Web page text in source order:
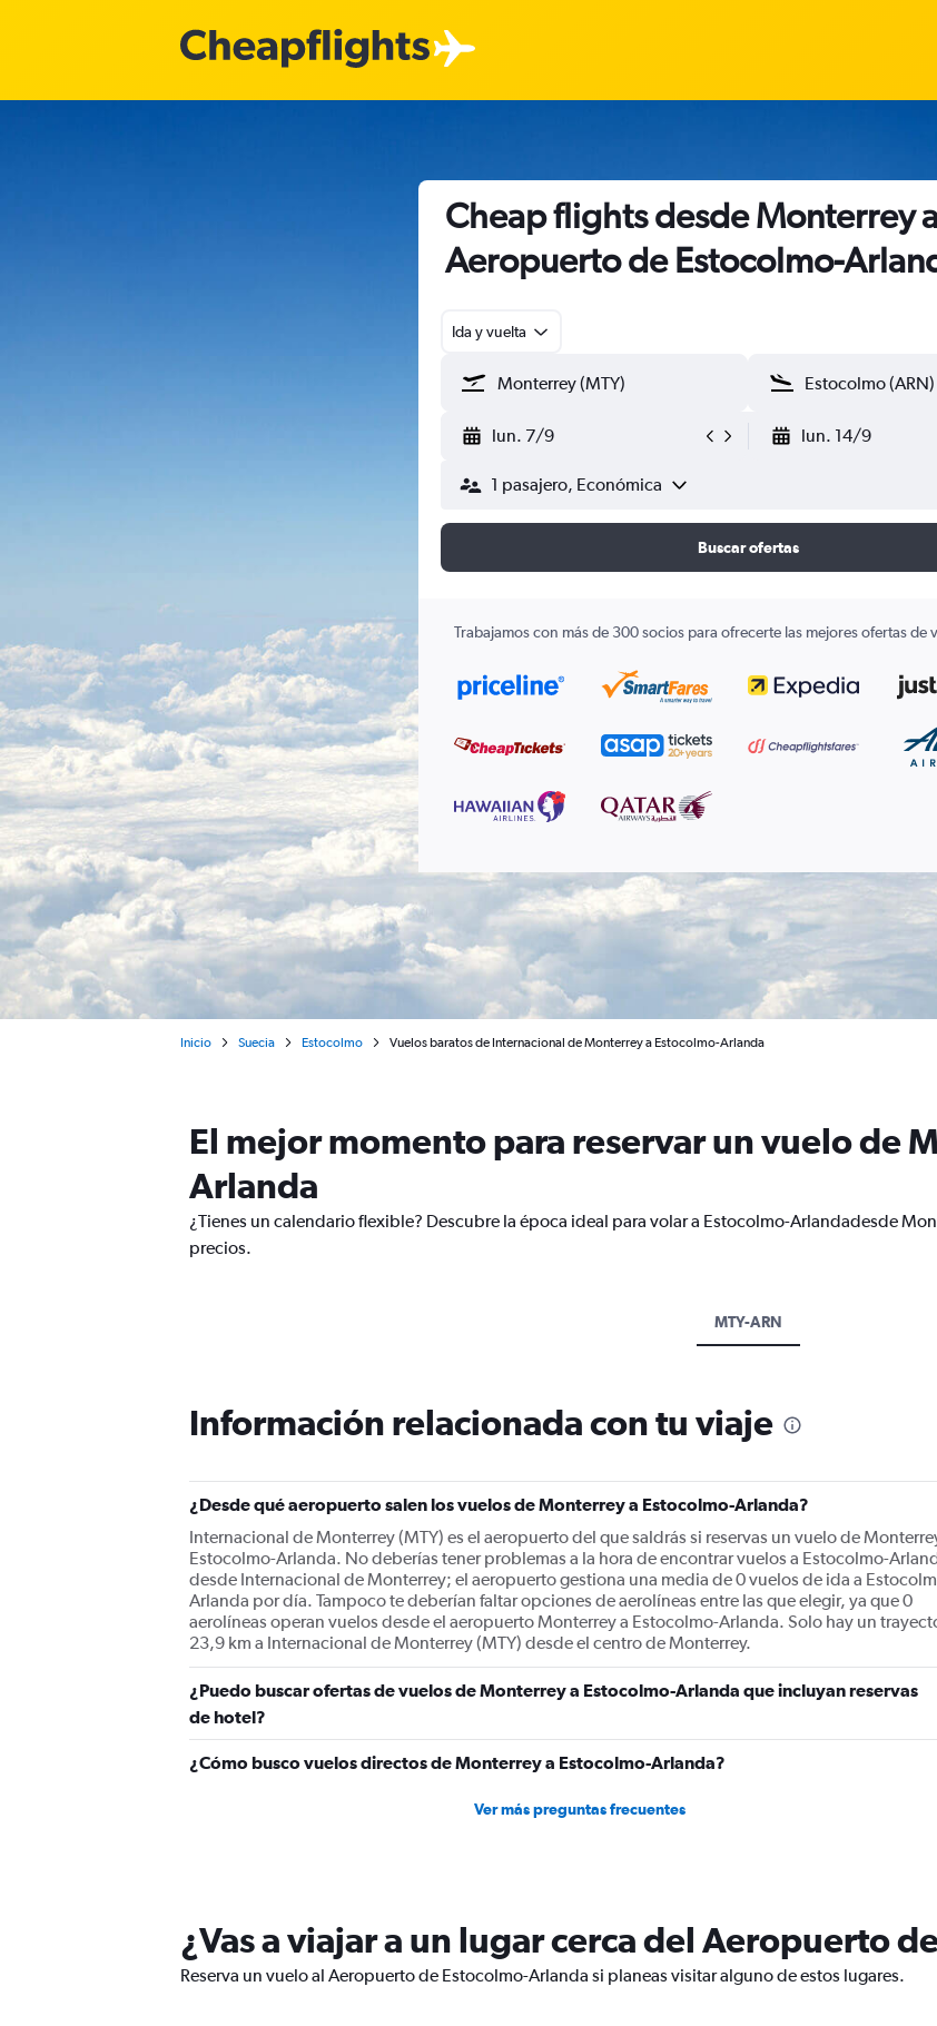
Cheap flights desde Monterrey
Aeropuerto de Estocolmo-
Ida y vuelta
lun. 7/9 lun. 14/9
1 pasajero, Económica
Buscar ofertas
Trabajamos con más de 300 socios para ofrecerte las mejores ofertas de
Inicio Suecia Estocolmo Vuelos baratos de Internacional de Monterrey a Estocolmo-Arlanda
El mejor momento para reservar un vuelo de
Arlanda
¿Tienes un calendario flexible? Descubre la época ideal para volar a Estocolmo-Arlandadesde
precios.
MTY-ARN
Información relacionada con tu viaje
¿Desde qué aeropuerto salen los vuelos de Monterrey a Estocolmo-Arlanda?
Internacional de Monterrey (MTY) es el aeropuerto del que saldrás si reservas un vuelo de
Estocolmo-Arlanda. No deberías tener problemas a la hora de encontrar vuelos a Estocolmo-
desde Internacional de Monterrey; el aeropuerto gestiona una media de 0 vuelos de ida a
Arlanda por día. Tampoco te deberían faltar opciones de aerolíneas entre las que elegir, ya que 0
aerolíneas operan vuelos desde el aeropuerto Monterrey a Estocolmo-Arlanda. Solo hay un
23,9 km a Internacional de Monterrey (MTY) desde el centro de Monterrey.
¿Puedo buscar ofertas de vuelos de Monterrey a Estocolmo-Arlanda que incluyan reservas
de hotel?
¿Cómo busco vuelos directos de Monterrey a Estocolmo-Arlanda?
Ver más preguntas frecuentes
¿Vas a viajar a un lugar cerca del Aeropuerto
Reserva un vuelo al Aeropuerto de Estocolmo-Arlanda si planeas visitar alguno de estos lugares.